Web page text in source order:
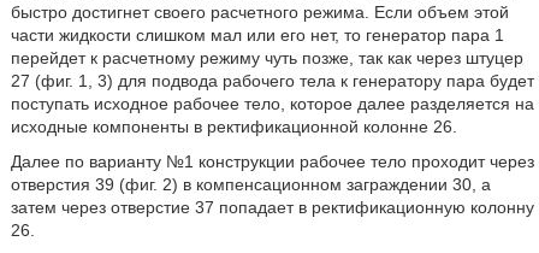
быстро достигнет своего расчетного режима. Если объем этой
части жидкости слишком мал или его нет, то генератор пара 1
перейдет к расчетному режиму чуть позже, так как через штуцер
27 (фиг. 1, 3) для подвода рабочего тела к генератору пара будет
поступать исходное рабочее тело, которое далее разделяется на
исходные компоненты в ректификационной колонне 26.
Далее по варианту №1 конструкции рабочее тело проходит через
отверстия 39 (фиг. 2) в компенсационном заграждении 30, а
затем через отверстие 37 попадает в ректификационную колонну
26.